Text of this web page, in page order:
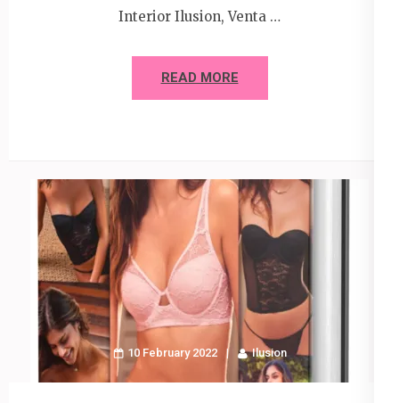
Interior Ilusion, Venta …
READ MORE
10 February 2022 Ilusion